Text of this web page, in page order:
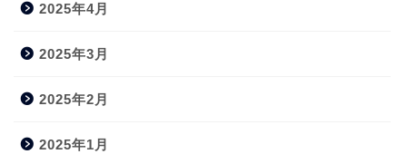
2025年4月
2025年3月
2025年2月
2025年1月